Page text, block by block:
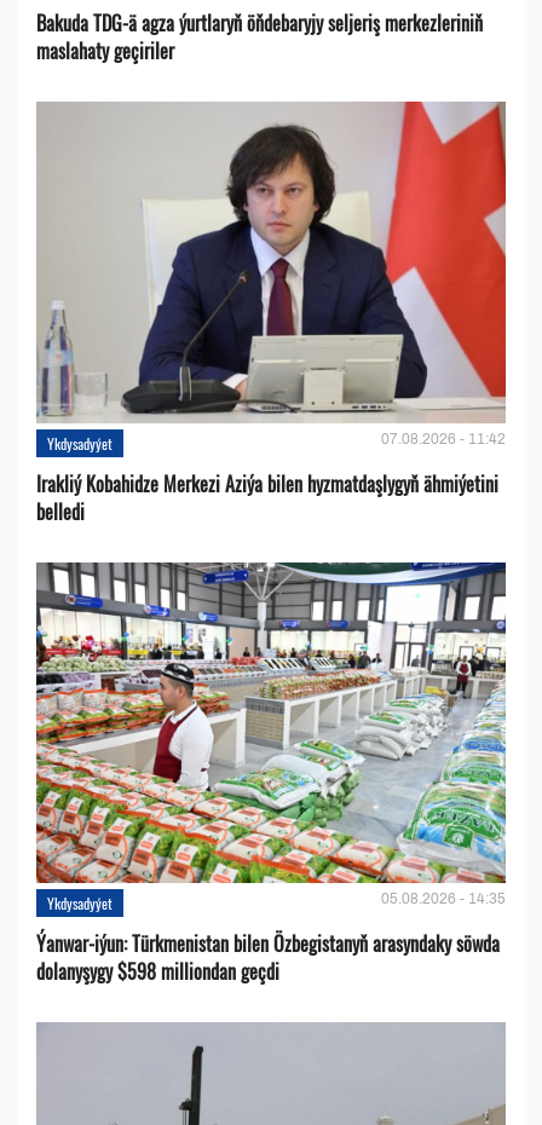
Bakuda TDG-ä agza ýurtlaryň öňdebaryjy seljeriş merkezleriniň
maslahaty geçiriler
Ykdysadyýet 07.08.2026 - 11:42
Irakliý Kobahidze Merkezi Aziýa bilen hyzmatdaşlygyň ähmiýetini
belledi
Ykdysadyýet 05.08.2026 - 14:35
Ýanwar-iýun: Türkmenistan bilen Özbegistanyň arasyndaky söwda
dolanyşygy $598 milliondan geçdi